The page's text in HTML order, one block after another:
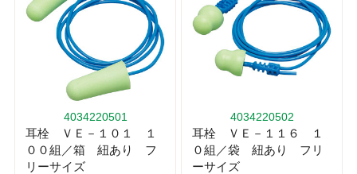
4034220501
耳栓 ＶＥ－１０１ １
００組／箱 紐あり フ
リーサイズ
4034220502
耳栓 ＶＥ－１１６ １
０組／袋 紐あり フリ
ーサイズ